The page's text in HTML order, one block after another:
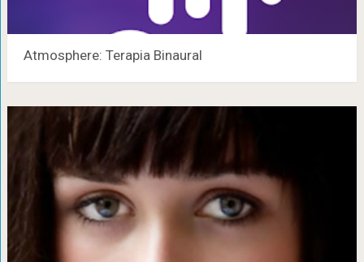
Atmosphere: Terapia Binaural